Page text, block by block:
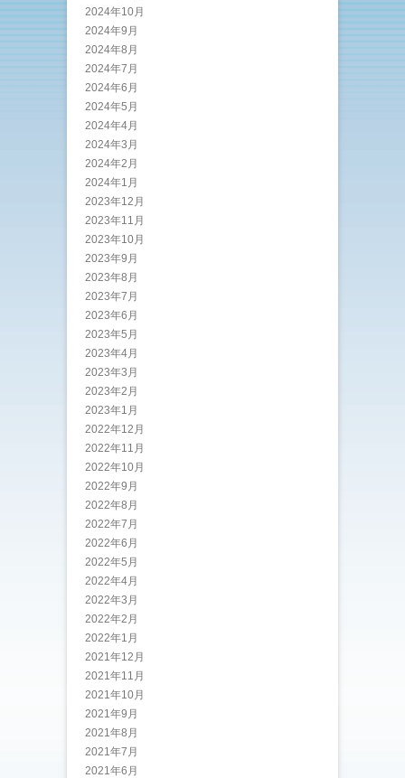
2024年10月
2024年9月
2024年8月
2024年7月
2024年6月
2024年5月
2024年4月
2024年3月
2024年2月
2024年1月
2023年12月
2023年11月
2023年10月
2023年9月
2023年8月
2023年7月
2023年6月
2023年5月
2023年4月
2023年3月
2023年2月
2023年1月
2022年12月
2022年11月
2022年10月
2022年9月
2022年8月
2022年7月
2022年6月
2022年5月
2022年4月
2022年3月
2022年2月
2022年1月
2021年12月
2021年11月
2021年10月
2021年9月
2021年8月
2021年7月
2021年6月